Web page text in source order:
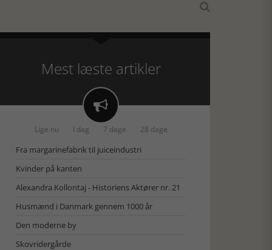

Mest læste artikler

Lige nu I dag 7 dage 28 dage
Fra margarinefabrik til juiceindustri
Kvinder på kanten
Alexandra Kollontaj - Historiens Aktører nr. 21
Husmænd i Danmark gennem 1000 år
Den moderne by
Skovridergårde